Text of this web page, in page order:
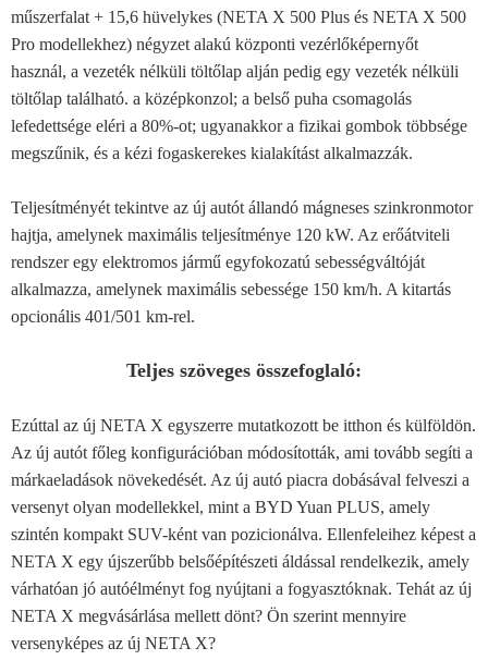
műszerfalat + 15,6 hüvelykes (NETA X 500 Plus és NETA X 500
Pro modellekhez) négyzet alakú központi vezérlőképernyőt
használ, a vezeték nélküli töltőlap alján pedig egy vezeték nélküli
töltőlap található. a középkonzol; a belső puha csomagolás
lefedettsége eléri a 80%-ot; ugyanakkor a fizikai gombok többsége
megszűnik, és a kézi fogaskerekes kialakítást alkalmazzák.
Teljesítményét tekintve az új autót állandó mágneses szinkronmotor
hajtja, amelynek maximális teljesítménye 120 kW. Az erőátviteli
rendszer egy elektromos jármű egyfokozatú sebességváltóját
alkalmazza, amelynek maximális sebessége 150 km/h. A kitartás
opcionális 401/501 km-rel.
Teljes szöveges összefoglaló:
Ezúttal az új NETA X egyszerre mutatkozott be itthon és külföldön.
Az új autót főleg konfigurációban módosították, ami tovább segíti a
márkaeladások növekedését. Az új autó piacra dobásával felveszi a
versenyt olyan modellekkel, mint a BYD Yuan PLUS, amely
szintén kompakt SUV-ként van pozicionálva. Ellenfeleihez képest a
NETA X egy újszerűbb belsőépítészeti áldással rendelkezik, amely
várhatóan jó autóélményt fog nyújtani a fogyasztóknak. Tehát az új
NETA X megvásárlása mellett dönt? Ön szerint mennyire
versenyképes az új NETA X?